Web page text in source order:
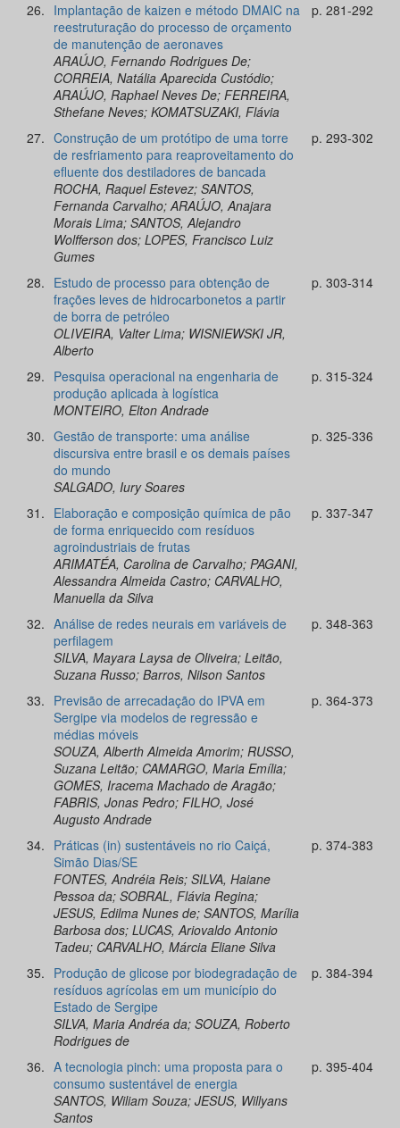
26. Implantação de kaizen e método DMAIC na
reestruturação do processo de orçamento
de manutenção de aeronaves
ARAÚJO, Fernando Rodrigues De;
CORREIA, Natália Aparecida Custódio;
ARAÚJO, Raphael Neves De; FERREIRA,
Sthefane Neves; KOMATSUZAKI, Flávia
p. 281-292
27. Construção de um protótipo de uma torre
de resfriamento para reaproveitamento do
efluente dos destiladores de bancada
ROCHA, Raquel Estevez; SANTOS,
Fernanda Carvalho; ARAÚJO, Anajara
Morais Lima; SANTOS, Alejandro
Wolfferson dos; LOPES, Francisco Luiz
Gumes
p. 293-302
28. Estudo de processo para obtenção de
frações leves de hidrocarbonetos a partir
de borra de petróleo
OLIVEIRA, Valter Lima; WISNIEWSKI JR,
Alberto
p. 303-314
29. Pesquisa operacional na engenharia de
produção aplicada à logística
MONTEIRO, Elton Andrade
p. 315-324
30. Gestão de transporte: uma análise
discursiva entre brasil e os demais países
do mundo
SALGADO, Iury Soares
p. 325-336
31. Elaboração e composição química de pão
de forma enriquecido com resíduos
agroindustriais de frutas
ARIMATÉA, Carolina de Carvalho; PAGANI,
Alessandra Almeida Castro; CARVALHO,
Manuella da Silva
p. 337-347
32. Análise de redes neurais em variáveis de
perfilagem
SILVA, Mayara Laysa de Oliveira; Leitão,
Suzana Russo; Barros, Nilson Santos
p. 348-363
33. Previsão de arrecadação do IPVA em
Sergipe via modelos de regressão e
médias móveis
SOUZA, Alberth Almeida Amorim; RUSSO,
Suzana Leitão; CAMARGO, Maria Emília;
GOMES, Iracema Machado de Aragão;
FABRIS, Jonas Pedro; FILHO, José
Augusto Andrade
p. 364-373
34. Práticas (in) sustentáveis no rio Caiçá,
Simão Dias/SE
FONTES, Andréia Reis; SILVA, Haiane
Pessoa da; SOBRAL, Flávia Regina;
JESUS, Edilma Nunes de; SANTOS, Marília
Barbosa dos; LUCAS, Ariovaldo Antonio
Tadeu; CARVALHO, Márcia Eliane Silva
p. 374-383
35. Produção de glicose por biodegradação de
resíduos agrícolas em um município do
Estado de Sergipe
SILVA, Maria Andréa da; SOUZA, Roberto
Rodrigues de
p. 384-394
36. A tecnologia pinch: uma proposta para o
consumo sustentável de energia
SANTOS, Wiliam Souza; JESUS, Willyans
Santos
p. 395-404